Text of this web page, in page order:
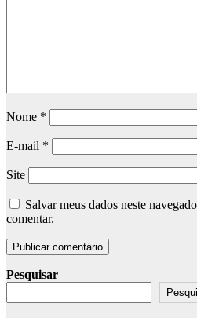
Nome *
E-mail *
Site
Salvar meus dados neste
comentar.
Pesquisar